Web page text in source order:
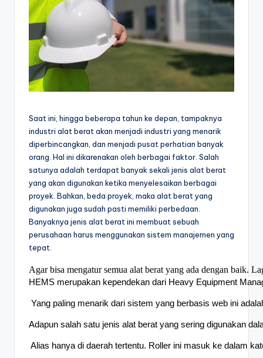
Saat ini, hingga beberapa tahun ke depan, tampaknya
industri alat berat akan menjadi industri yang menarik
diperbincangkan, dan menjadi pusat perhatian banyak
orang. Hal ini dikarenakan oleh berbagai faktor. Salah
satunya adalah terdapat banyak sekali jenis alat berat
yang akan digunakan ketika menyelesaikan berbagai
proyek. Bahkan, beda proyek, maka alat berat yang
digunakan juga sudah pasti memiliki perbedaan.
Banyaknya jenis alat berat ini membuat sebuah
perusahaan harus menggunakan sistem manajemen yang
tepat.
Agar bisa mengatur semua alat berat yang ada dengan baik.
HEMS merupakan kependekan dari Heavy Equipment
Yang paling menarik dari sistem yang berbasis web ini
Adapun salah satu jenis alat berat yang sering digunakan
Alias hanya di daerah tertentu. Roller ini masuk ke dalam